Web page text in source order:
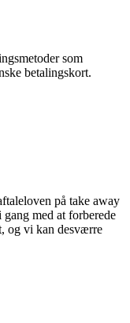
som
betalingskort.
på take away
med at forberede
og vi kan desværre